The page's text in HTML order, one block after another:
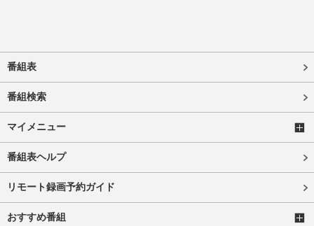
番組表
番組検索
マイメニュー
番組表ヘルプ
リモート録画予約ガイド
おすすめ番組